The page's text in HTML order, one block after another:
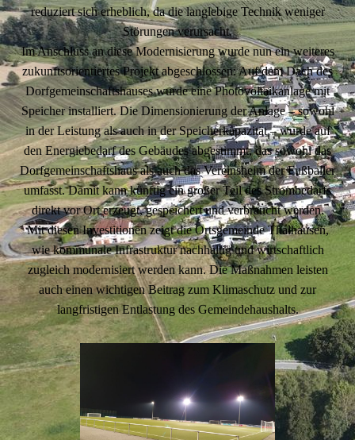
reduziert sich erheblich, da die langlebige Technik weniger
Störungen verursacht.
Im Anschluss an diese Modernisierung wurde nun ein weiteres
zukunftsorientiertes Projekt abgeschlossen: Auf dem Dach des
Dorfgemeinschaftshauses wurde eine Photovoltaikanlage mit
Speicher installiert. Die Dimensionierung der Anlage – sowohl
in der Leistung als auch in der Speicherkapazität – wurde auf
den Energiebedarf des Gebäudes abgestimmt, das sowohl das
Dorfgemeinschaftshaus als auch das Vereinsheim der Fußballer
umfasst. Damit kann künftig ein großer Teil des Strombedarfs
direkt vor Ort erzeugt, gespeichert und verbraucht werden.
Mit diesen Investitionen zeigt die Ortsgemeinde Thalhausen,
wie kommunale Infrastruktur nachhaltig und wirtschaftlich
zugleich modernisiert werden kann. Die Maßnahmen leisten
auch einen wichtigen Beitrag zum Klimaschutz und zur
langfristigen Entlastung des Gemeindehaushalts.